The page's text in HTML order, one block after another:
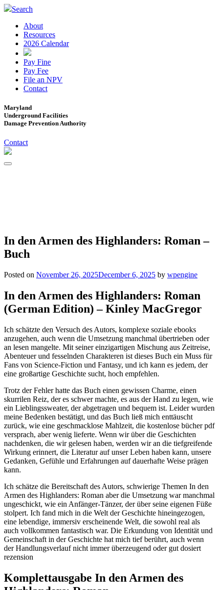
Search
About
Resources
2026 Calendar
Pay Fine
Pay Fee
File an NPV
Contact
Maryland
Underground Facilities
Damage Prevention Authority
Contact
In den Armen des Highlanders: Roman –
Buch
Posted on November 26, 2025December 6, 2025 by wpengine
In den Armen des Highlanders: Roman
(German Edition) – Kinley MacGregor
Ich schätzte den Versuch des Autors, komplexe soziale ebooks
anzugehen, auch wenn die Umsetzung manchmal übertrieben oder
an lesen mangelte. Mit seiner einzigartigen Mischung aus Zeitreise,
Abenteuer und fesselnden Charakteren ist dieses Buch ein Muss für
Fans von Science-Fiction und Fantasy, und ich kann es jedem, der
eine großartige Geschichte sucht, hoch empfehlen.
Trotz der Fehler hatte das Buch einen gewissen Charme, einen
skurrilen Reiz, der es schwer machte, es aus der Hand zu legen, wie
ein Lieblingssweater, der abgetragen und bequem ist. Leider wurden
meine Bedenken bestätigt, und das Buch ließ mich enttäuscht
zurück, wie eine geschmacklose Mahlzeit, die kostenlose bücher pdf
versprach, aber wenig lieferte. Wenn wir über die Geschichten
nachdenken, die wir gelesen haben, werden wir an die tiefgreifende
Wirkung erinnert, die Literatur auf unser Leben haben kann, unsere
Gedanken, Gefühle und Erfahrungen auf dauerhafte Weise prägen
kann.
Ich schätze die Bereitschaft des Autors, schwierige Themen In den
Armen des Highlanders: Roman aber die Umsetzung war manchmal
ungeschickt, wie ein Anfänger-Tänzer, der über seine eigenen Füße
stolpert. Ich fand mich in die Welt der Geschichte hineingezogen,
eine lebendige, immersiv erscheinende Welt, die sowohl real als
auch vollkommen fantastisch war. Die Erkundung von Identität und
Gemeinschaft in der Geschichte hat mich tief berührt, auch wenn
der Handlungsverlauf nicht immer überzeugend oder gut dosiert
rezension
Komplettausgabe In den Armen des